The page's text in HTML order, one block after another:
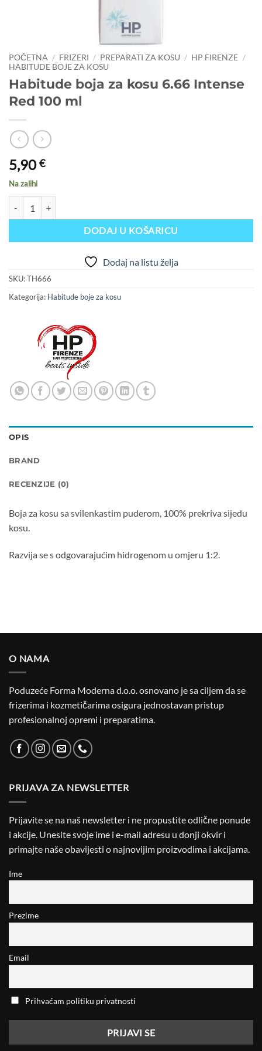
POČETNA / FRIZERI / PREPARATI ZA KOSU / HP FIRENZE /
HABITUDE BOJE ZA KOSU
Habitude boja za kosu 6.66 Intense
Red 100 ml
5,90€
Na zalihi
DODAJ U KOŠARICU
Dodaj na listu želja
SKU:TH666
Kategorija: Habitude boje za kosu
OPIS
BRAND
RECENZIJE (0)
Boja za kosu sa svilenkastim puderom, 100% prekriva sijedu
kosu.
Razvija se s odgovarajućim hidrogenom u omjeru 1:2.
O NAMA
Poduzeće Forma Moderna d.o.o. osnovano je sa ciljem da se
frizerima i kozmetičarima osigura jednostavan pristup
profesionalnoj opremi i preparatima.
PRIJAVA ZA NEWSLETTER
Prijavite se na naš newsletter i ne propustite odlične ponude
i akcije. Unesite svoje ime i e-mail adresu u donji okvir i
primajte naše obavijesti o najnovijim proizvodima i akcijama.
Ime
Prezime
Email
Prihvaćam politiku privatnosti